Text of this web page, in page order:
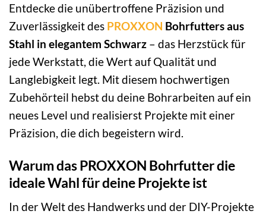
Entdecke die unübertroffene Präzision und
Zuverlässigkeit des PROXXON Bohrfutters aus
Stahl in elegantem Schwarz – das Herzstück für
jede Werkstatt, die Wert auf Qualität und
Langlebigkeit legt. Mit diesem hochwertigen
Zubehörteil hebst du deine Bohrarbeiten auf ein
neues Level und realisierst Projekte mit einer
Präzision, die dich begeistern wird.
Warum das PROXXON Bohrfutter die
ideale Wahl für deine Projekte ist
In der Welt des Handwerks und der DIY-Projekte